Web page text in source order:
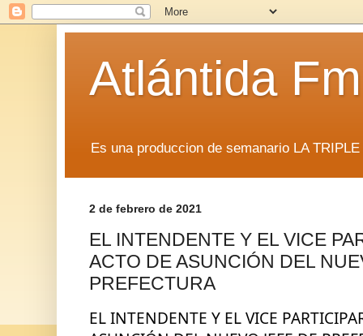
Atlántida
Es una produccion de semanario LA
2 de febrero de 2021
EL INTENDENTE Y EL VICE
ACTO DE ASUNCIÓN DEL
PREFECTURA
EL INTENDENTE Y EL VICE